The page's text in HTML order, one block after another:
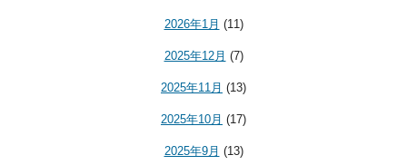
2026年1月 (11)
2025年12月 (7)
2025年11月 (13)
2025年10月 (17)
2025年9月 (13)